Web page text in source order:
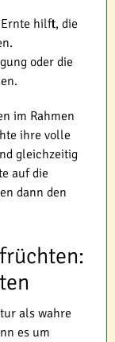
hilft, die
oder die
im Rahmen
ihre volle
gleichzeitig
auf die
dann den
als wahre
es um